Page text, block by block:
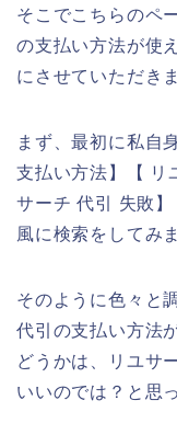
そこでこちらのペ
の支払い方法が使
にさせていただき
まず、最初に私自
支払い方法】【
サーチ 代引 失敗
風に検索をしてみ
そのように色々と
代引の支払い方法
どうかは、リユサ
いいのでは？と思